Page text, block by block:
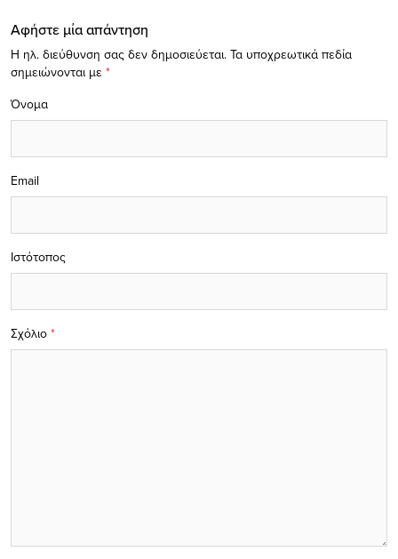
Αφήστε μία απάντηση
Η ηλ. διεύθυνση σας δεν δημοσιεύεται. Τα υποχρεωτικά πεδία
σημειώνονται με *
Σχόλιο *
Όνομα
Email
Ιστότοπος